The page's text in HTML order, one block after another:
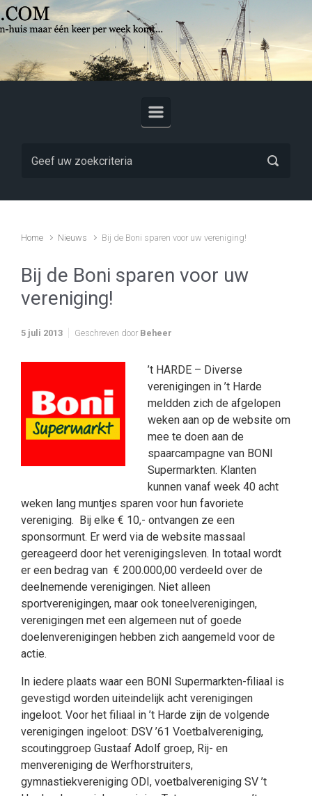
Skip to main content
Home Nieuws Bij de Boni sparen voor uw vereniging!
Bij de Boni sparen voor uw
vereniging!
5 juli 2013 Geschreven door Beheer
’t HARDE – Diverse
verenigingen in ’t Harde
meldden zich de afgelopen
weken aan op de website om
mee te doen aan de
spaarcampagne van BONI
Supermarkten. Klanten
kunnen vanaf week 40 acht
weken lang muntjes sparen voor hun favoriete
vereniging. Bij elke € 10,- ontvangen ze een
sponsormunt. Er werd via de website massaal
gereageerd door het verenigingsleven. In totaal wordt
er een bedrag van € 200.000,00 verdeeld over de
deelnemende verenigingen. Niet alleen
sportverenigingen, maar ook toneelverenigingen,
verenigingen met een algemeen nut of goede
doelenverenigingen hebben zich aangemeld voor de
actie.
In iedere plaats waar een BONI Supermarkten-filiaal is
gevestigd worden uiteindelijk acht verenigingen
ingeloot. Voor het filiaal in ’t Harde zijn de volgende
verenigingen ingeloot: DSV ’61 Voetbalvereniging,
scoutinggroep Gustaaf Adolf groep, Rij- en
menvereniging de Werfhorstruiters,
gymnastiekvereniging ODI, voetbalvereniging SV ’t